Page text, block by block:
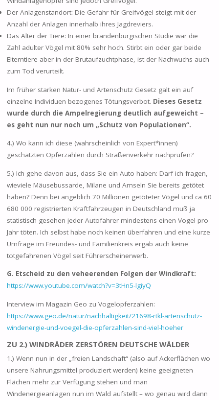
Der Anlagenstandort: Die Gefahr für Greifvögel steigt mit der
Anzahl der Anlagen innerhalb ihres Jagdreviers.
Das Alter der Tiere: In einer brandenburgischen Studie war die
Zahl adulter Vögel mit 80% sehr hoch. Stirbt ein oder gar beide
Elterntiere aber in der Brutaufzuchtphase, ist der Nachwuchs auch
zum Tod verurteilt.
Im früher starken Natur- und Artenschutz Gesetz galt ein auf
einzelne Individuen bezogenes Tötungsverbot. Dieses Gesetz
wurde durch die Ampelregierung deutlich aufgeweicht –
es geht nun nur noch um „Schutz von Populationen“.
4.) Wo kann ich diese (wahrscheinlich von Expert*innen)
geschätzten Opferzahlen durch Straßenverkehr nachprüfen?
5.) Ich gehe davon aus, dass Sie ein Auto haben: Darf ich fragen,
wieviele Mäusebussarde, Milane und Amseln Sie bereits getötet
haben? Denn bei angeblich 70 Millionen getöteter Vögel und ca 60
680 000 registrierten Kraftfahrzeugen in Deutschland muß ja
statistisch gesehen jeder Autofahrer mindestens einen Vogel pro
Jahr töten. Ich selbst habe noch keinen überfahren und eine kurze
Umfrage im Freundes- und Familienkreis ergab auch keine
totgefahrenen Vögel seit Führerscheinerwerb.
G. Etscheid zu den veheerenden Folgen der Windkraft:
https://www.youtube.com/watch?v=3tHn5-lgiyQ
Interview im Magazin Geo zu Vogelopferzahlen:
https://www.geo.de/natur/nachhaltigkeit/21698-rtkl-artenschutz-
windenergie-und-voegel-die-opferzahlen-sind-viel-hoeher
ZU 2.) WINDRÄDER ZERSTÖREN DEUTSCHE WÄLDER
1.) Wenn nun in der „freien Landschaft“ (also auf Ackerflächen wo
unsere Nahrungsmittel produziert werden) keine geeigneten
Flächen mehr zur Verfügung stehen und man
Windenergieanlagen nun im Wald aufstellt – wo genau wird dann